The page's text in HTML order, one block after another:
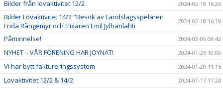
Bilder från lovaktivitet 12/2 2024-02-18 16:26
Bilder Lovaktivitet 14/2 "Besök av Landslagsspelaren
Frida Rångemyr och trixaren Emil Jylhänlahti
2024-02-18 16:19
Påminnelse! 2024-02-06 08:42
NYHET – VÅR FÖRENING HAR JOYNAT! 2024-01-26 10:00
Vi har bytt faktureringssystem 2024-01-20 11:15
Lovaktivitet 12/2 & 14/2 2024-01-17 17:24